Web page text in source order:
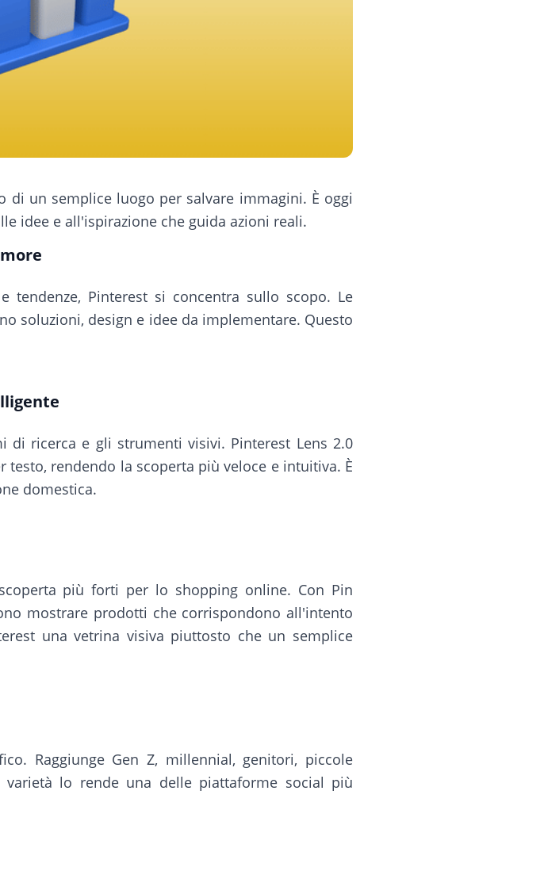
un semplice luogo per salvare immagini. È oggi
idee e all'ispirazione che guida azioni reali.
Pinterest si concentra sullo scopo. Le
soluzioni, design e idee da implementare. Questo
ricerca e gli strumenti visivi. Pinterest Lens 2.0
rendendo la scoperta più veloce e intuitiva. È
domestica.
più forti per lo shopping online. Con Pin
mostrare prodotti che corrispondono all'intento
una vetrina visiva piuttosto che un semplice
Raggiunge Gen Z, millennial, genitori, piccole
lo rende una delle piattaforme social più